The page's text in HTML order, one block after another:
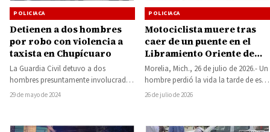
POLICIACA
Detienen a dos hombres
por robo con violencia a
taxista en Chupícuaro
La Guardia Civil detuvo a dos
hombres presuntamente involucrados
en el robo con violencia de una
29 de mayo de 2024
POLICIACA
Motociclista muere tras
caer de un puente en el
Libramiento Oriente de
Morelia
Morelia, Mich., 26 de julio de 2026.- Un
hombre perdió la vida la tarde de este
domingo luego…
26 de julio de 2026